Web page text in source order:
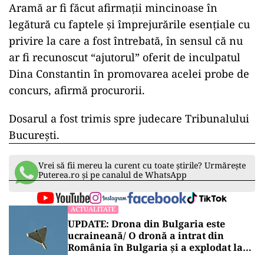
Aramă ar fi făcut afirmaţii mincinoase în
legătură cu faptele şi împrejurările esenţiale cu
privire la care a fost întrebată, în sensul că nu
ar fi recunoscut “ajutorul” oferit de inculpatul
Dina Constantin în promovarea acelei probe de
concurs, afirmă procurorii.
Dosarul a fost trimis spre judecare Tribunalului
Bucureşti.
Vrei să fii mereu la curent cu toate știrile? Urmărește
Puterea.ro și pe canalul de WhatsApp
ACTUALITATE
UPDATE: Drona din Bulgaria este
ucraineană/ O dronă a intrat din
România în Bulgaria şi a explodat la